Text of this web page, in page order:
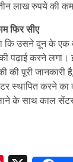
लाख रुपये की
फिर सीए
कि उसने दून के
पढ़ाई करने लगा।
की पूरी जानकारी
स्थापित करने का
के साथ काल